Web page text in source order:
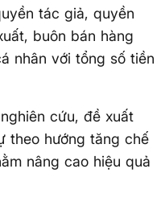
tác giả, quyền
buôn bán hàng
nhân với tổng số tiền
cứu, đề xuất
theo hướng tăng chế
nâng cao hiệu quả